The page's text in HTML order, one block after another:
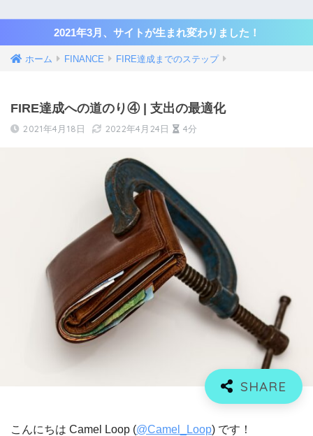
2021年3月、サイトが生まれ変わりました！
ホーム FINANCE FIRE達成までのステップ
FIRE達成への道のり④ | 支出の最適化
2021年4月18日 2022年4月24日 4分
こんにちは Camel Loop (@Camel_Loop) です！